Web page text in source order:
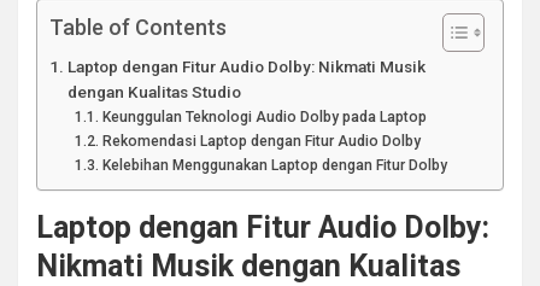
Table of Contents
Laptop dengan Fitur Audio Dolby: Nikmati Musik
dengan Kualitas Studio
Keunggulan Teknologi Audio Dolby pada Laptop
Rekomendasi Laptop dengan Fitur Audio Dolby
Kelebihan Menggunakan Laptop dengan Fitur Dolby
Laptop dengan Fitur Audio Dolby:
Nikmati Musik dengan Kualitas